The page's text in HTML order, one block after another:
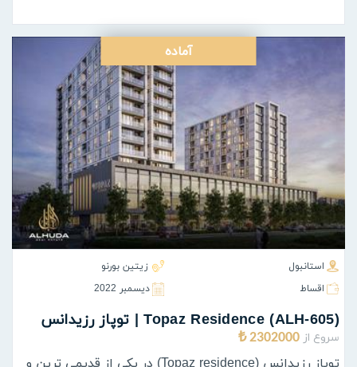
آماده
استانبول
زیتین بورنو
اقساط
ديسمبر 2022
(ALH-605) Topaz Residence | توپاز رزیدانس
سروع از 2302000 ₺